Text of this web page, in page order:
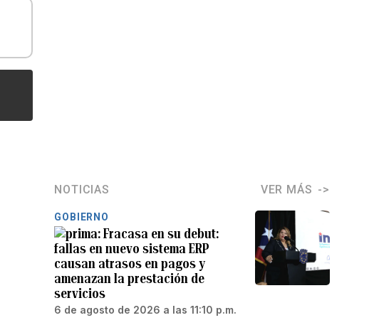
NOTICIAS VER MÁS
GOBIERNO
Fracasa en su debut:
fallas en nuevo sistema ERP
causan atrasos en pagos y
amenazan la prestación de
servicios
6 de agosto de 2026 a las 11:10 p.m.